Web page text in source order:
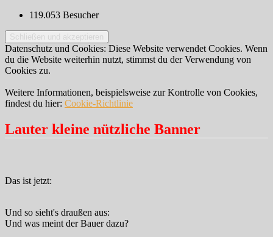
119.053 Besucher
Datenschutz und Cookies: Diese Website verwendet Cookies. Wenn
du die Website weiterhin nutzt, stimmst du der Verwendung von
Cookies zu.
Weitere Informationen, beispielsweise zur Kontrolle von Cookies,
findest du hier: Cookie-Richtlinie
Lauter kleine nützliche Banner
Das ist jetzt:
Und so sieht's draußen aus:
Und was meint der Bauer dazu?